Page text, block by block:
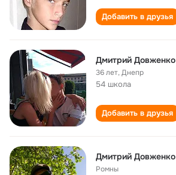
Добавить в друзья
Дмитрий Довженко
36 лет,Днепр
54 школа
Добавить в друзья
Дмитрий Довженко
Ромны